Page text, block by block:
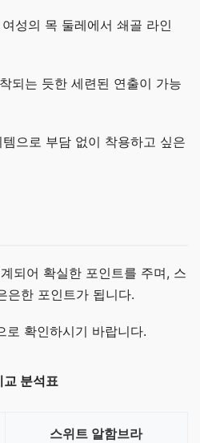
성의 목 둘레에서 쇄골 라인
되는 듯한 세련된 연출이 가능
으로 부담 없이 착용하고 싶은
되어 확실한 포인트를 주며, 스
은한 포인트가 됩니다.
로 확인하시기 바랍니다.
교 분석표
스위트 알함브라